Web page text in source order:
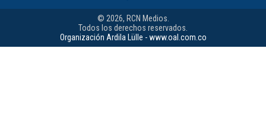
© 2026, RCN Medios.
Todos los derechos reservados.
Organización Ardila Lülle - www.oal.com.co